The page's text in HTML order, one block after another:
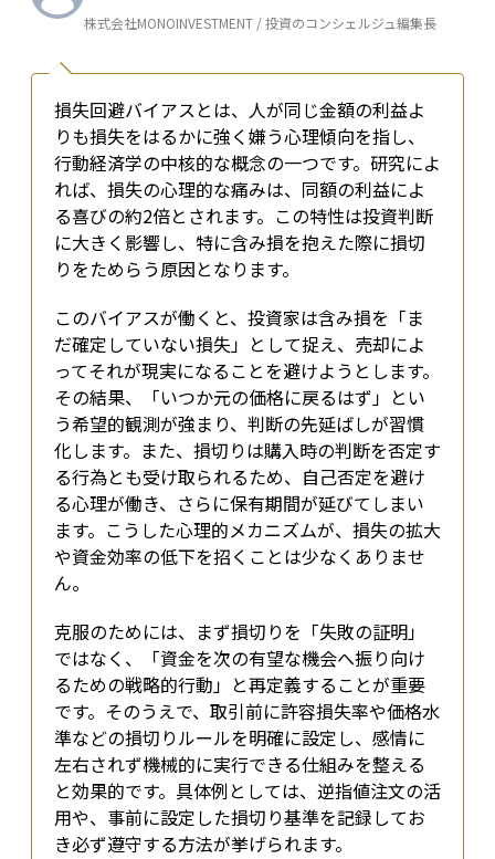
株式会社MONOINVESTMENT / 投資のコンシェルジュ編集長
損失回避バイアスとは、人が同じ金額の利益よ
りも損失をはるかに強く嫌う心理傾向を指し、
行動経済学の中核的な概念の一つです。研究によ
れば、損失の心理的な痛みは、同額の利益によ
る喜びの約2倍とされます。この特性は投資判断
に大きく影響し、特に含み損を抱えた際に損切
りをためらう原因となります。
このバイアスが働くと、投資家は含み損を「ま
だ確定していない損失」として捉え、売却によ
ってそれが現実になることを避けようとします。
その結果、「いつか元の価格に戻るはず」とい
う希望的観測が強まり、判断の先延ばしが習慣
化します。また、損切りは購入時の判断を否定す
る行為とも受け取られるため、自己否定を避け
る心理が働き、さらに保有期間が延びてしまい
ます。こうした心理的メカニズムが、損失の拡大
や資金効率の低下を招くことは少なくありませ
ん。
克服のためには、まず損切りを「失敗の証明」
ではなく、「資金を次の有望な機会へ振り向け
るための戦略的行動」と再定義することが重要
です。そのうえで、取引前に許容損失率や価格水
準などの損切りルールを明確に設定し、感情に
左右されず機械的に実行できる仕組みを整える
と効果的です。具体例としては、逆指値注文の活
用や、事前に設定した損切り基準を記録してお
き必ず遵守する方法が挙げられます。